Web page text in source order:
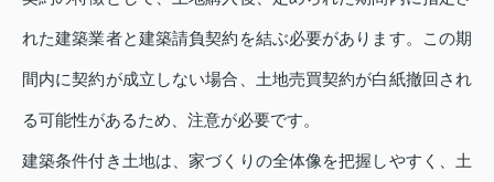
れた建築業者と建築請負契約を結ぶ必要があります。この期
間内に契約が成立しない場合、土地売買契約が白紙撤回され
る可能性があるため、注意が必要です。
建築条件付き土地は、家づくりの全体像を把握しやすく、土